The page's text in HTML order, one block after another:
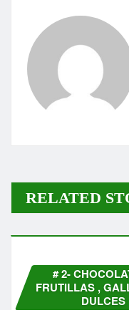
A
p
p
e
o
e
g
er
RELATED
# 2-
FRUTILLAS ,
DULCES